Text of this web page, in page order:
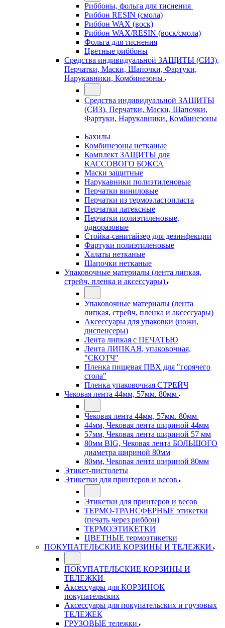
Риббоны, фольга для тиснения
Риббон RESIN (смола)
Риббон WAX (воск)
Риббон WAX/RESIN (воск/смола)
Фольга для тиснения
Цветные риббоны
Средства индивидуальной ЗАЩИТЫ (СИЗ),
Перчатки, Маски, Шапочки, Фартуки,
Нарукавники, Комбинезоны
Средства индивидуальной ЗАЩИТЫ
(СИЗ), Перчатки, Маски, Шапочки,
Фартуки, Нарукавники, Комбинезоны
Бахилы
Комбинезоны нетканые
Комплект ЗАЩИТЫ для
КАССОВОГО БОКСА
Маски защитные
Нарукавники полиэтиленовые
Перчатки виниловые
Перчатки из термоэластопласта
Перчатки латексные
Перчатки полиэтиленовые,
одноразовые
Стойка-санитайзер для дезинфекции
Фартуки полиэтиленовые
Халаты нетканые
Шапочки нетканые
Упаковочные материалы (лента липкая,
стрейч, пленка и аксессуары)
Упаковочные материалы (лента
липкая, стрейч, пленка и аксессуары)
Аксессуары для упаковки (ножи,
диспенсеры)
Лента липкая с ПЕЧАТЬЮ
Лента ЛИПКАЯ, упаковочная,
"СКОТЧ"
Пленка пищевая ПВХ для "горячего
стола"
Пленка упаковочная СТРЕЙЧ
Чековая лента 44мм, 57мм. 80мм
Чековая лента 44мм, 57мм. 80мм
44мм, Чековая лента шириной 44мм
57мм, Чековая лента шириной 57 мм
80мм BIG, Чековая лента БОЛЬШОГО
диаметра шириной 80мм
80мм, Чековая лента шириной 80мм
Этикет-пистолеты
Этикетки для принтеров и весов
Этикетки для принтеров и весов
ТЕРМО-ТРАНСФЕРНЫЕ этикетки
(печать через риббон)
ТЕРМОЭТИКЕТКИ
ЦВЕТНЫЕ термоэтикетки
ПОКУПАТЕЛЬСКИЕ КОРЗИНЫ И ТЕЛЕЖКИ
ПОКУПАТЕЛЬСКИЕ КОРЗИНЫ И
ТЕЛЕЖКИ
Аксессуары для КОРЗИНОК
покупательских
Аксессуары для покупательских и грузовых
ТЕЛЕЖЕК
ГРУЗОВЫЕ тележки